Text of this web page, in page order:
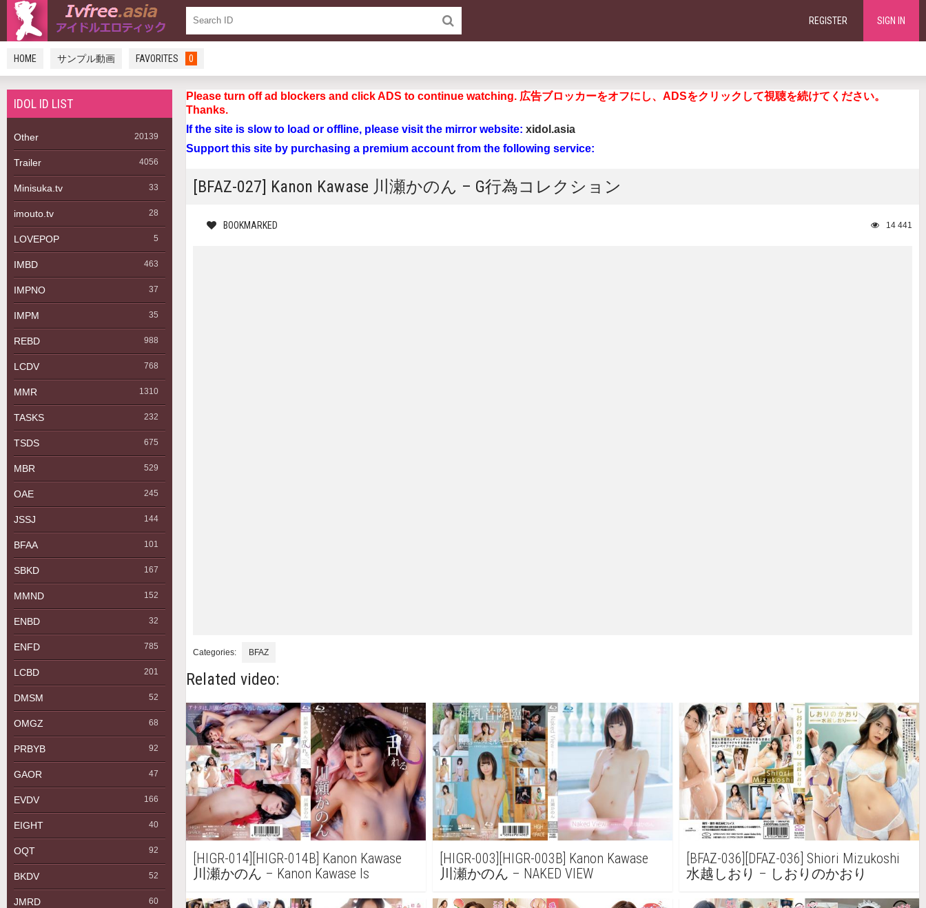
REGISTER SIGN IN
HOME サンプル動画 FAVORITES 0
IDOL ID LIST
Other 20139
Trailer 4056
Minisuka.tv 33
imouto.tv 28
LOVEPOP 5
IMBD 463
IMPNO 37
IMPM 35
REBD 988
LCDV 768
MMR 1310
TASKS 232
TSDS 675
MBR 529
OAE 245
JSSJ 144
BFAA 101
SBKD 167
MMND 152
ENBD 32
ENFD 785
LCBD 201
DMSM 52
OMGZ 68
PRBYB 92
GAOR 47
EVDV 166
EIGHT 40
OQT 92
BKDV 52
JMRD 60
Please turn off ad blockers and click ADS to continue watching. 広告ブロッカーをオフにし、ADSをクリックして視聴を続けてください。
Thanks.
If the site is slow to load or offline, please visit the mirror website: xidol.asia
Support this site by purchasing a premium account from the following service:
[BFAZ-027] Kanon Kawase 川瀬かのん – G行為コレクション
BOOKMARKED 14 441
Categories: BFAZ
Related video:
[HIGR-014][HIGR-014B] Kanon Kawase
川瀬かのん – Kanon Kawase Is
[HIGR-003][HIGR-003B] Kanon Kawase
川瀬かのん – NAKED VIEW
[BFAZ-036][DFAZ-036] Shiori Mizukoshi
水越しおり – しおりのかおり